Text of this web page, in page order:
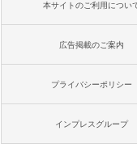
本サイトのご利用につい
広告掲載のご案内
プライバシーポリシー
インプレスグループ